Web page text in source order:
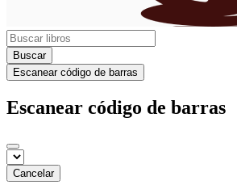
Buscar
Escanear código de barras
Escanear código de barras
Cancelar